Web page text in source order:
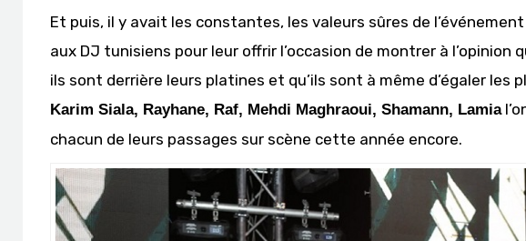
Et puis, il y avait les constantes, les valeurs sûres de
aux DJ tunisiens pour leur offrir l’occasion de montrer à l’opinion
ils sont derrière leurs platines et qu’ils sont à même d’égaler les
Karim Siala, Rayhane, Raf, Mehdi Maghraoui, Shamann, Lamia
chacun de leurs passages sur scène cette année encore.